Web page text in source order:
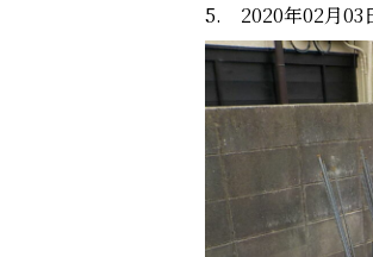
5. 2020年02月03